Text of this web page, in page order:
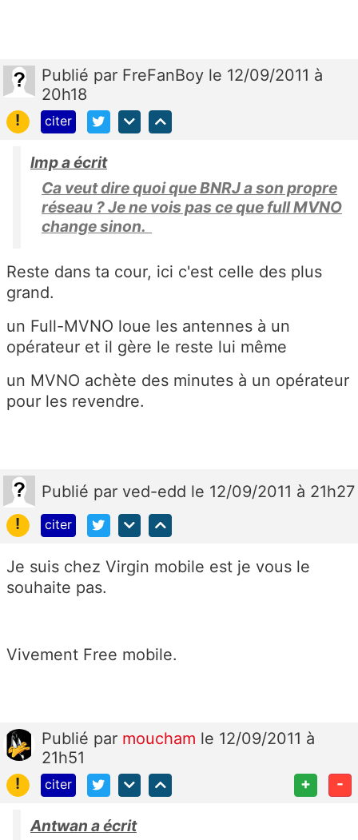
Publié par FreFanBoy le 12/09/2011 à
20h18
!
citer
lmp a écrit
Ca veut dire quoi que BNRJ a son propre
réseau ? Je ne vois pas ce que full MVNO
change sinon.
Reste dans ta cour, ici c'est celle des plus
grand.
un Full-MVNO loue les antennes à un
opérateur et il gère le reste lui même
un MVNO achète des minutes à un opérateur
pour les revendre.
Publié par ved-edd le 12/09/2011 à 21h27
!
citer
Je suis chez Virgin mobile est je vous le
souhaite pas.
Vivement Free mobile.
Publié par moucham le 12/09/2011 à
21h51
!
citer + -
Antwan a écrit